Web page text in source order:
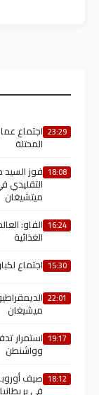
23:29 اجتماع
المحتلة
18:08 فوز السيد
التقليدي
ميتشيغان
16:24 الفاو:
الغذائية
15:30 اجتماع
22:01
ميشيغان
19:17 استمرار
وواشنطن
18:12 صيف
في بريطانيا